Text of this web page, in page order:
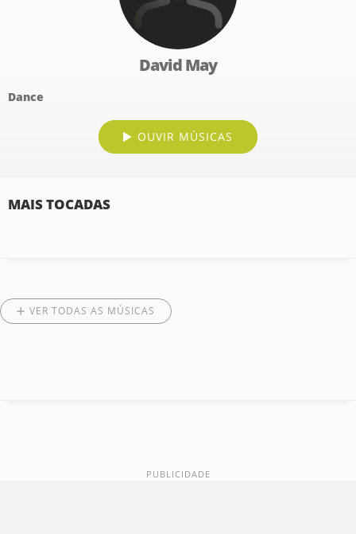
David May
Dance
OUVIR MÚSICAS
MAIS TOCADAS
VER TODAS AS MÚSICAS